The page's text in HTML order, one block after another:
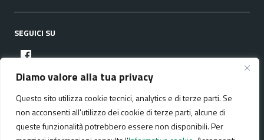
Diamo valore alla tua privacy
Questo sito utilizza cookie tecnici, analytics e di terze parti. Se
non acconsenti all'utilizzo dei cookie di terze parti, alcune di
queste funzionalità potrebbero essere non disponibili. Per
SEGUICI SU
facebook
Media policy Mappa del sito